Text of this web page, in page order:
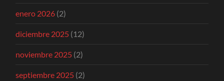
enero 2026 (2)
diciembre 2025 (12)
noviembre 2025 (2)
septiembre 2025 (2)